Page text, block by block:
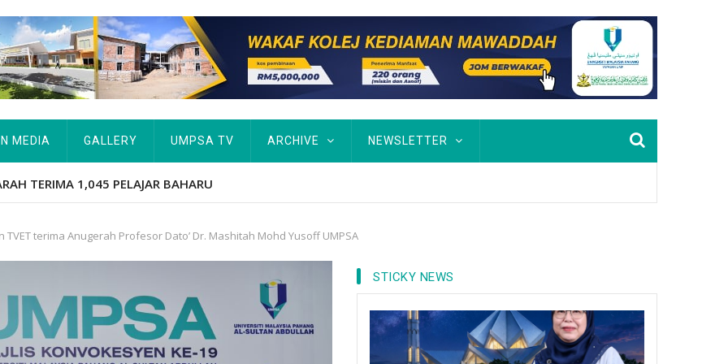
IN MEDIA GALLERY UMPSA TV ARCHIVE NEWSLETTER
Berkemampuan Keutamaan UMPSA
terima Anugerah Profesor Dato’ Dr. Mashitah Mohd Yusoff UMPSA
STICKY NEWS